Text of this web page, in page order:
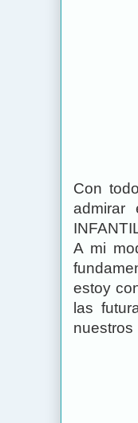
Con
admirar
A mi
estoy
las
nuestros